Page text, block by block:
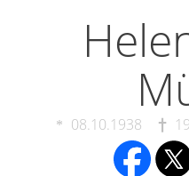
08.10.1938